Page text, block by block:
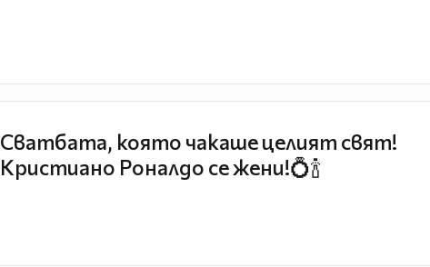
Сватбата, която чакаше целият свят!
Кристиано Роналдо се жени!💍🍾